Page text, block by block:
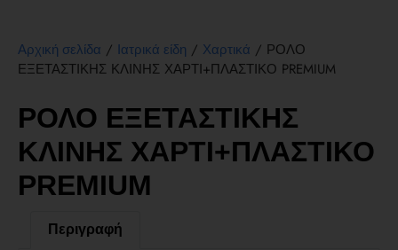
Αρχική σελίδα / Ιατρικά είδη / Χαρτικά / ΡΟΛΟ
ΕΞΕΤΑΣΤΙΚΗΣ ΚΛΙΝΗΣ ΧΑΡΤΙ+ΠΛΑΣΤΙΚΟ PREMIUM
ΡΟΛΟ ΕΞΕΤΑΣΤΙΚΗΣ
ΚΛΙΝΗΣ ΧΑΡΤΙ+ΠΛΑΣΤΙΚΟ
PREMIUM
Περιγραφή